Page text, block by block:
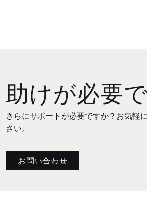
助けが必要
さらにサポートが必要ですか？お気軽
さい。
お問い合わせ